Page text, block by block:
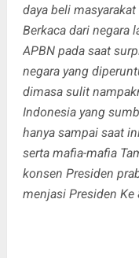
daya beli
Berkaca dari negara
APBN pada saat
negara yang
dimasa sulit
Indonesia yang
hanya sampai saat
serta mafia-mafia
konsen Presiden
menjasi Presiden Ke